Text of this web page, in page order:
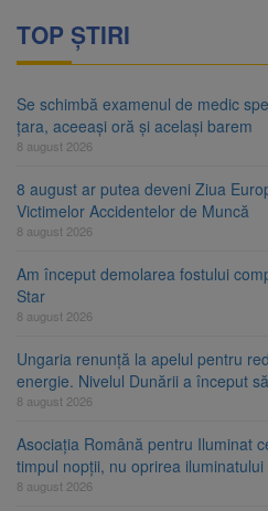
TOP ȘTIRI
Se schimbă examenul de medic
țara, aceeași oră și același barem
8 august 2026
8 august ar putea deveni Ziua
Victimelor Accidentelor de Muncă
8 august 2026
Am început demolarea fostului
Star
8 august 2026
Ungaria renunță la apelul pentru
energie. Nivelul Dunării a început
8 august 2026
Asociația Română pentru Iluminat
timpul nopții, nu oprirea iluminatului
8 august 2026